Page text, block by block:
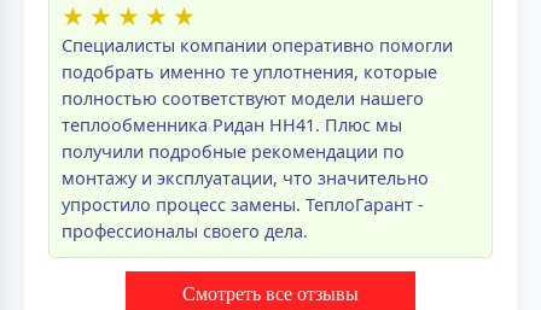
★ ★ ★ ★ ★
Специалисты компании оперативно помогли
подобрать именно те уплотнения, которые
полностью соответствуют модели нашего
теплообменника Ридан НН41. Плюс мы
получили подробные рекомендации по
монтажу и эксплуатации, что значительно
упростило процесс замены. ТеплоГарант -
профессионалы своего дела.
Смотреть все отзывы